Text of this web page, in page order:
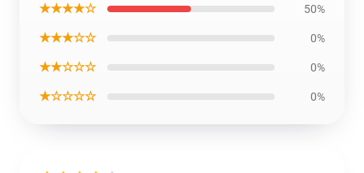
★★★★☆ 50%
★★★☆☆ 0%
★★☆☆☆ 0%
★☆☆☆☆ 0%